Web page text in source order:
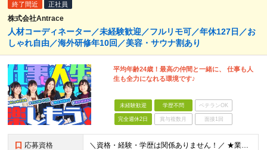
終了間近 正社員
株式会社Antrace
人材コーディネーター／未経験歓迎／フルリモ可／年休127日／お
しゃれ自由／海外研修年10回／美容・サウナ割あり
平均年齢24歳！最高の仲間と一緒に、 仕事も人
生も全力になれる環境です♪
未経験歓迎 学歴不問 ベテランOK
完全週休2日 賞与複数月 面接1回
応募資格 ＼資格・経験・学歴は関係ありません！／ ★業界・職種未経験歓迎！ ★第二新卒、既卒歓迎！ ★社会人未経験歓迎！ ―――――――――― こんな方におススメ！ ―――――――――― ◎ボードゲーム好き